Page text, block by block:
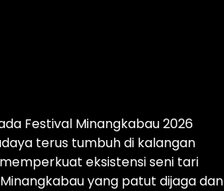
Festival Minangkabau 2026
terus tumbuh di kalangan
eksistensi seni tari
yang patut dijaga dan